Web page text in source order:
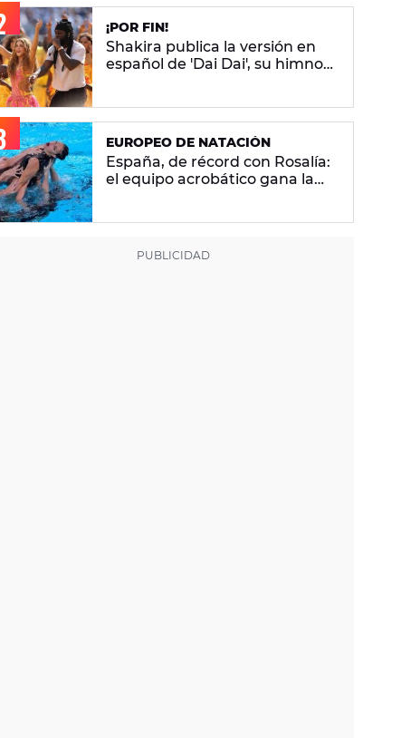
¡POR FIN!
Shakira publica la versión en
español de 'Dai Dai', su himno
EUROPEO DE NATACIÓN
España, de récord con Rosalía:
el equipo acrobático gana la